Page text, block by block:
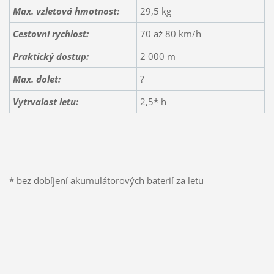
Max. vzletová hmotnost:
29,5 kg
Cestovní rychlost:
70 až 80 km/h
Praktický dostup:
2 000 m
Max. dolet:
?
Vytrvalost letu:
2,5* h
* bez dobíjení akumulátorových baterií za letu